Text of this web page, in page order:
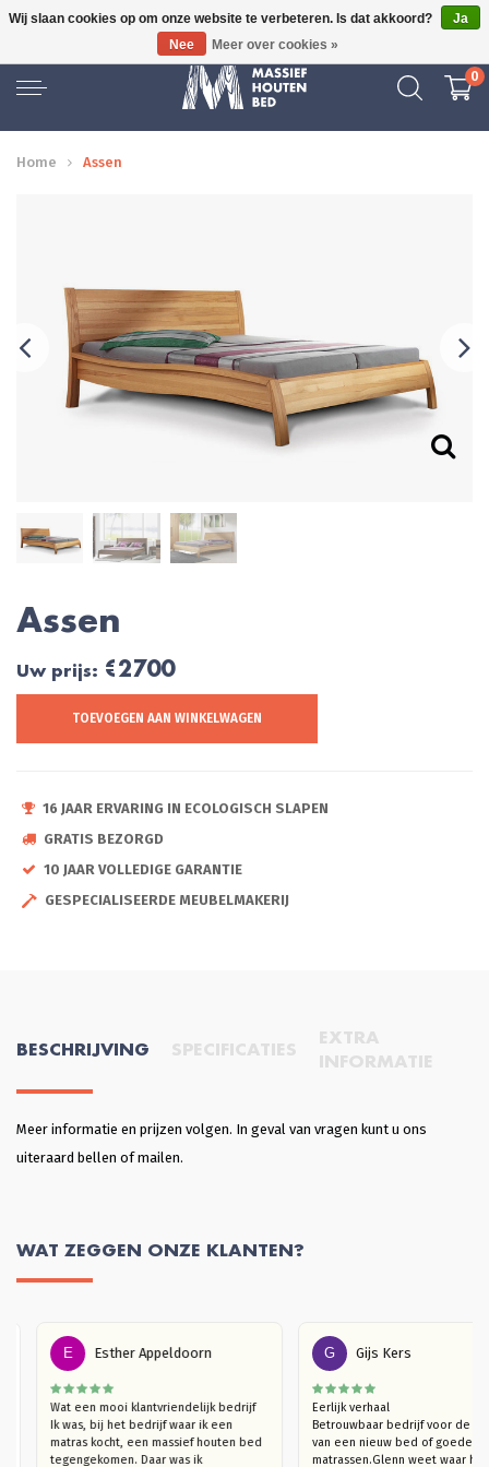
JAAR ERVARING
0
Home Assen
Assen
Uw prijs: €2700
TOEVOEGEN AAN WINKELWAGEN
16 JAAR ERVARING IN ECOLOGISCH SLAPEN
GRATIS BEZORGD
10 JAAR VOLLEDIGE GARANTIE
GESPECIALISEERDE MEUBELMAKERIJ
BESCHRIJVING SPECIFICATIES
EXTRA
INFORMATIE
Meer informatie en prijzen volgen. In geval van vragen kunt u ons
uiteraard bellen of mailen.
WAT ZEGGEN ONZE KLANTEN?
E Esther Appeldoorn
Wat een mooi klantvriendelijk bedrijf
Ik was, bij het bedrijf waar ik een
matras kocht, een massief houten bed
tegengekomen. Daar was ik
G Gijs Kers
Eerlijk verhaal
Betrouwbaar bedrijf voor de
van een nieuw bed of goede
matrassen.Glenn weet waar
Wij slaan cookies op om onze website te verbeteren. Is dat akkoord?
Ja
Nee
Meer over cookies »